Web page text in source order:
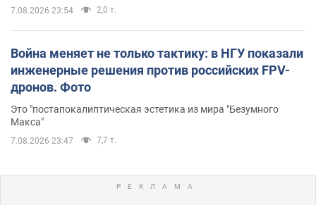
7.08.2026 23:54 2,0 т.
Война меняет не только тактику: в НГУ показали
инженерные решения против российских FPV-
дронов. Фото
Это "постапокалиптическая эстетика из мира "Безумного
Макса"
7.08.2026 23:47 7,7 т.